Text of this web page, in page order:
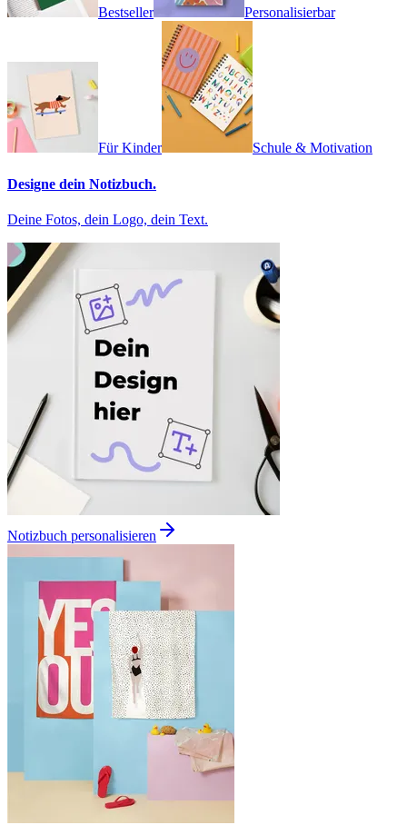
Bestseller Personalisierbar
Für Kinder Schule & Motivation
Designe dein Notizbuch.
Deine Fotos, dein Logo, dein Text.
Notizbuch personalisieren